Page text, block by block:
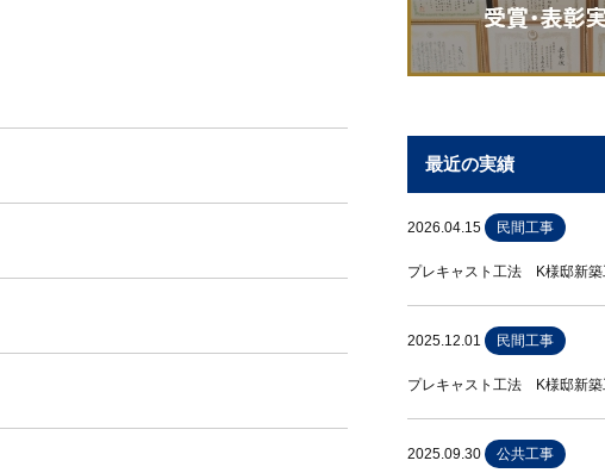
最近の実績
2026.04.15 民間工事
プレキャスト工法 K様邸新築
2025.12.01 民間工事
プレキャスト工法 K様邸新築
2025.09.30 公共工事